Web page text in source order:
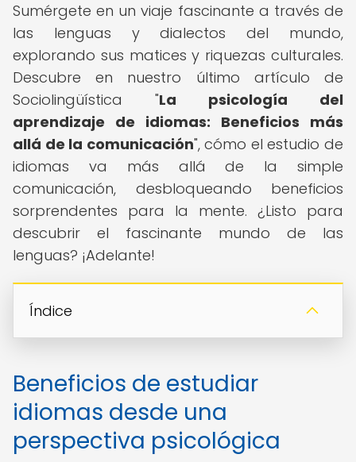
Sumérgete en un viaje fascinante a través de
las lenguas y dialectos del mundo,
explorando sus matices y riquezas culturales.
Descubre en nuestro último artículo de
Sociolingüística "La psicología del
aprendizaje de idiomas: Beneficios más
allá de la comunicación", cómo el estudio de
idiomas va más allá de la simple
comunicación, desbloqueando beneficios
sorprendentes para la mente. ¿Listo para
descubrir el fascinante mundo de las
lenguas? ¡Adelante!
Índice
Beneficios de estudiar
idiomas desde una
perspectiva psicológica